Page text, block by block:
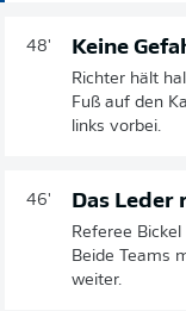
48' Keine
Richter hält
Fuß auf den
links vorbei.
46' Das
Referee
Beide Teams
weiter.